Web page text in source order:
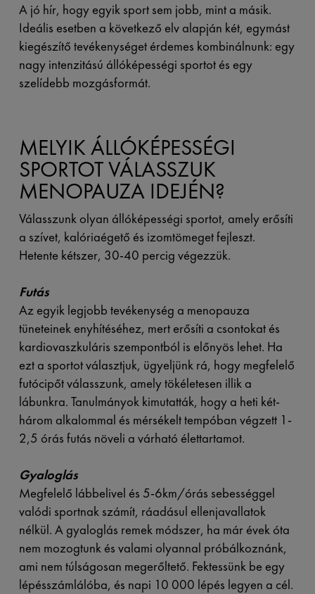
A jó hír, hogy egyik sport sem jobb, mint a másik.
Ideális esetben a következő elv alapján két, egymást
kiegészítő tevékenységet érdemes kombinálnunk: egy
nagy intenzitású állóképességi sportot és egy
szelídebb mozgásformát.
MELYIK ÁLLÓKÉPESSÉGI
SPORTOT VÁLASSZUK
MENOPAUZA IDEJÉN?
Válasszunk olyan állóképességi sportot, amely erősíti
a szívet, kalóriaégető és izomtömeget fejleszt.
Hetente kétszer, 30-40 percig végezzük.
Futás
Az egyik legjobb tevékenység a menopauza
tüneteinek enyhítéséhez, mert erősíti a csontokat és
kardiovaszkuláris szempontból is előnyös lehet. Ha
ezt a sportot választjuk, ügyeljünk rá, hogy megfelelő
futócipőt válasszunk, amely tökéletesen illik a
lábunkra. Tanulmányok kimutatták, hogy a heti két-
három alkalommal és mérsékelt tempóban végzett 1-
2,5 órás futás növeli a várható élettartamot.
Gyaloglás
Megfelelő lábbelivel és 5-6km/órás sebességgel
valódi sportnak számít, ráadásul ellenjavallatok
nélkül. A gyaloglás remek módszer, ha már évek óta
nem mozogtunk és valami olyannal próbálkoznánk,
ami nem túlságosan megerőltető. Fektessünk be egy
lépésszámlálóba, és napi 10 000 lépés legyen a cél.